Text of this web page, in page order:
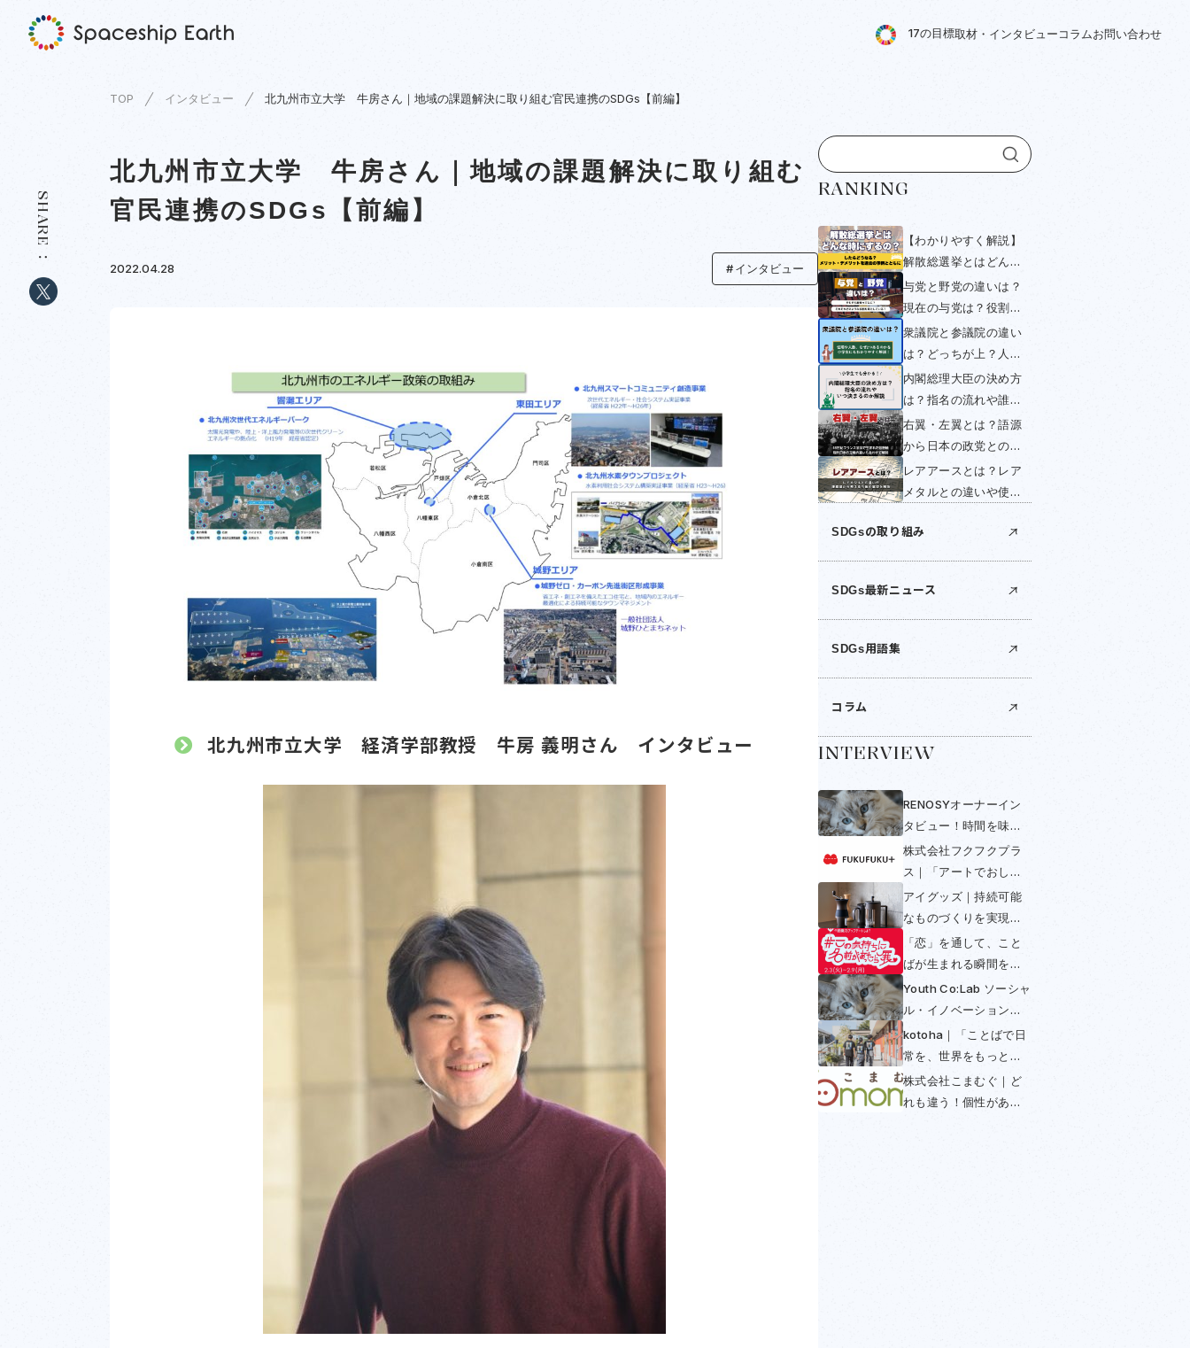
17の目標取材 ・ インタ ビュ ーコラ ムお問い合わせ
TOP インタビュー 北九州市立大学 牛房さん｜地域の課題解決に取り組む官民連携のSDGs【前編】
北九州市立大学 牛房さん｜地域の課題解決に取り組む
官民連携のSDGs【前編】
2022.04.28 インタビュー
北九州市立大学 経済学部教授 牛房 義明さん インタビュー
SHARE
RANKING
【わかりやすく解説】
解散総選挙とはどんな
時にするの？したらど
うなる？メリット・デ
メリットを過去の事例
とともにみていく
与党と野党の違いは？
現在の与党は？役割や
衆議院・参議院選挙と
の関係をわかりやすく
解説！
衆議院と参議院の違い
は？どっちが上？人数
や与党・野党について
小学生にもわかりやす
く簡単に解説！
内閣総理大臣の決め方
は？指名の流れや誰が
する？いつ変わるの
か・国民投票できない
右翼・左翼とは？語源
から日本の政党との関
係までわかりやすく解
説！
レアアースとは？レア
メタルとの違いや使い
日本の埋蔵量・中国の
SDGsの取り組み
SDGs最新ニュース
SDGs用語集
コラム
INTERVIEW
RENOSYオーナーイン
タビュー！時間を味方
につける〜不動産投資
は早めの年金〜
株式会社フクフクプラ
ス｜「アートでおしゃ
べり」して多様性と包
括を実現
アイグッズ｜持続可能
なものづくりを実現！
コーヒーからできたコ
ーヒー好きのための
「恋」を通して、こと
ばが生まれる瞬間を感
じられる展示──「この
気持ちに名前があった
ら展」開催初日レポー
ト
Youth Co:Lab ソーシャ
ル・イノベーション・
チャレンジ日本大会
2025
kotoha｜「ことばで日
常を、世界をもっと豊
かに」を掲げ「翻訳で
きないことば」との出
株式会社こまむぐ｜ど
れも違う！個性がある